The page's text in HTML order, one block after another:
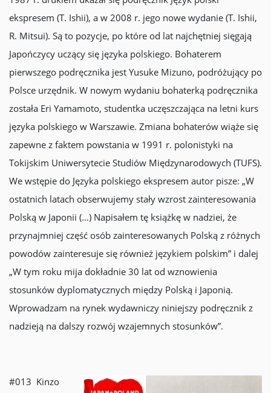
ekspresem (T. Ishii), a w 2008 r. jego nowe wydanie (T. Ishii,
R. Mitsui). Są to pozycje, po które od lat najchętniej sięgają
Japończycy uczący się języka polskiego. Bohaterem
pierwszego podręcznika jest Yusuke Mizuno, podróżujący po
Polsce urzędnik. W nowym wydaniu bohaterką podręcznika
została Eri Yamamoto, studentka uczęszczająca na letni kurs
języka polskiego w Warszawie. Zmiana bohaterów wiąże się
zapewne z faktem powstania w 1991 r. polonistyki na
Tokijskim Uniwersytecie Studiów Międzynarodowych (TUFS).
We wstępie do Języka polskiego ekspresem autor pisze: „W
ostatnich latach obserwujemy stały wzrost zainteresowania
Polską w Japonii (…) Napisałem tę książkę w nadziei, że
przynajmniej część osób zainteresowanych Polską z różnych
powodów zainteresuje się również językiem polskim” i dalej
„W tym roku mija dokładnie 30 lat od wznowienia
stosunków dyplomatycznych między Polską i Japonią.
Wprowadzam na rynek wydawniczy niniejszy podręcznik z
nadzieją na dalszy rozwój wzajemnych stosunków”.
#013 Kinzo